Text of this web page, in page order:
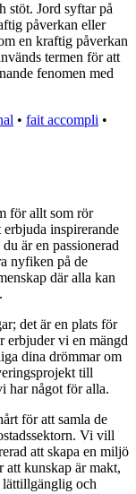
stöt. Jord syftar på
påverkan eller
en kraftig påverkan
termen för att
fenomen med
• fait accompli •
för allt som rör
inspirerande
är en passionerad
nyfiken på de
där alla kan
det är en plats för
erbjuder vi en mängd
dina drömmar om
till
har något för alla.
för att samla de
Vi vill
att skapa en miljö
kunskap är makt,
och